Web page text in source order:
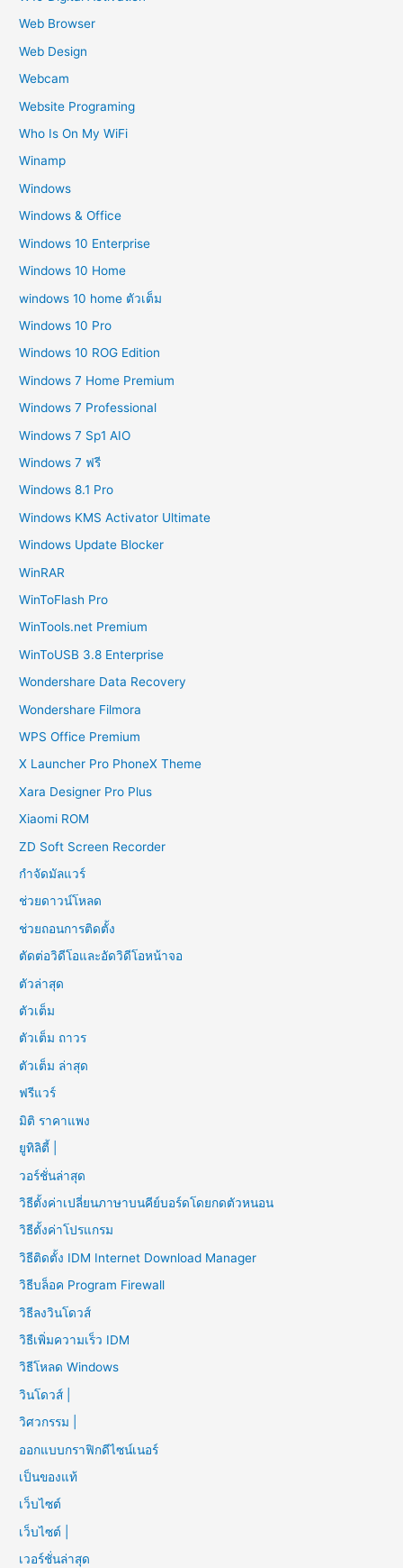
Web Browser
Web Design
Webcam
Website Programing
Who Is On My WiFi
Winamp
Windows
Windows & Office
Windows 10 Enterprise
Windows 10 Home
windows 10 home ตัวเต็ม
Windows 10 Pro
Windows 10 ROG Edition
Windows 7 Home Premium
Windows 7 Professional
Windows 7 Sp1 AIO
Windows 7 ฟรี
Windows 8.1 Pro
Windows KMS Activator Ultimate
Windows Update Blocker
WinRAR
WinToFlash Pro
WinTools.net Premium
WinToUSB 3.8 Enterprise
Wondershare Data Recovery
Wondershare Filmora
WPS Office Premium
X Launcher Pro PhoneX Theme
Xara Designer Pro Plus
Xiaomi ROM
ZD Soft Screen Recorder
กำจัดมัลแวร์
ช่วยดาวน์โหลด
ช่วยถอนการติดตั้ง
ตัดต่อวิดีโอและอัดวิดีโอหน้าจอ
ตัวล่าสุด
ตัวเต็ม
ตัวเต็ม ถาวร
ตัวเต็ม ล่าสุด
ฟรีแวร์
มิติ ราคาแพง
ยูทิลิตี้ |
วอร์ชั่นล่าสุด
วิธีตั้งค่าเปลี่ยนภาษาบนคีย์บอร์ดโดยกดตัวหนอน
วิธีตั้งค่าโปรแกรม
วิธีติดตั้ง IDM Internet Download Manager
วิธีบล็อค Program Firewall
วิธีลงวินโดวส์
วิธีเพิ่มความเร็ว IDM
วิธีโหลด Windows
วินโดวส์ |
วิศวกรรม |
ออกแบบกราฟิกดีไซน์เนอร์
เป็นของแท้
เว็บไซต์
เว็บไซต์ |
เวอร์ชั่นล่าสุด